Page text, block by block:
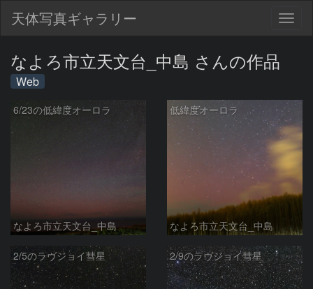
天体写真ギャラリー
なよろ市立天文台_中島 さんの作品
Web
6/23の低緯度オーロラ
なよろ市立天文台_中島
低緯度オーロラ
なよろ市立天文台_中島
2/5のラヴジョイ彗星 2/9のラヴジョイ彗星